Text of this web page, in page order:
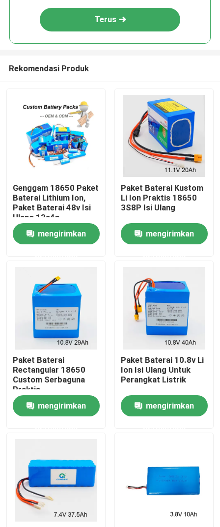
Rumah
video
Tentang kami
Tur Pabrik
Kontrol kualitas
Permintaan Penawaran
Tenaga Baterai Tenaga Surya
Terus
Rekomendasi Produk
Genggam 18650 Paket
Baterai Lithium Ion,
Paket Baterai 48v Isi
Ulang 13s4p
mengirimkan
Paket Baterai Kustom
Li Ion Praktis 18650
3S8P Isi Ulang
mengirimkan
Paket Baterai
Rectangular 18650
Custom Serbaguna
Praktis
mengirimkan
Paket Baterai 10.8v Li
Ion Isi Ulang Untuk
Perangkat Listrik
mengirimkan